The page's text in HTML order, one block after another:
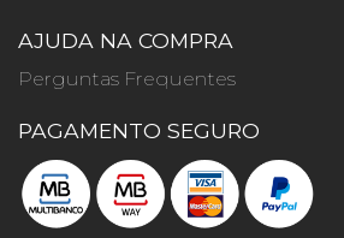
AJUDA NA COMPRA
Perguntas Frequentes
PAGAMENTO SEGURO